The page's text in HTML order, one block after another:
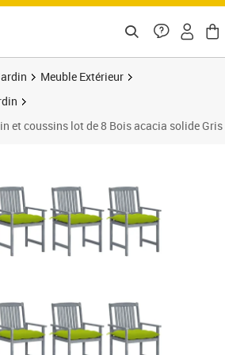
Meuble Extérieur
et coussins lot de 8 Bois acacia solide Gris